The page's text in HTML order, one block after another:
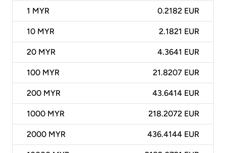
1 MYR 0.2182 EUR
10 MYR 2.1821 EUR
20 MYR 4.3641 EUR
100 MYR 21.8207 EUR
200 MYR 43.6414 EUR
1000 MYR 218.2072 EUR
2000 MYR 436.4144 EUR